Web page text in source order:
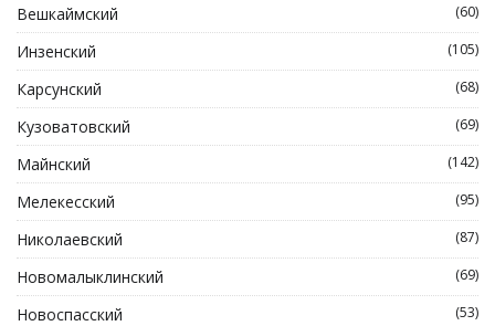
Вешкаймский (60)
Инзенский (105)
Карсунский (68)
Кузоватовский (69)
Майнский (142)
Мелекесский (95)
Николаевский (87)
Новомалыклинский (69)
Новоспасский (53)